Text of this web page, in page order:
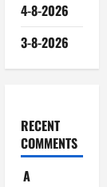
4-8-2026
3-8-2026
RECENT
COMMENTS
A